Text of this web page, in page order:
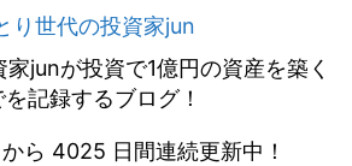
り世代の投資家jun
junが投資で1億円の資産を築く
を記録するブログ！
ら 4025 日間連続更新中！